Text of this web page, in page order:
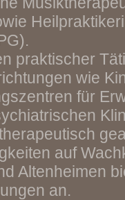
praktischer
wie
für
auf
Altenheimen
an.